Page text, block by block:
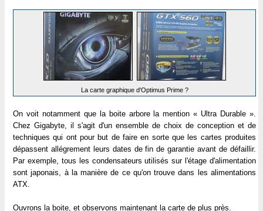
La carte graphique d'Optimus Prime ?
On voit notamment que la boite arbore la mention « Ultra Durable ».
Chez Gigabyte, il s'agit d'un ensemble de choix de conception et de
techniques qui ont pour but de faire en sorte que les cartes produites
dépassent allégrement leurs dates de fin de garantie avant de défaillir.
Par exemple, tous les condensateurs utilisés sur l'étage d'alimentation
sont japonais, à la manière de ce qu'on trouve dans les alimentations
ATX.
Ouvrons la boite, et observons maintenant la carte de plus près.